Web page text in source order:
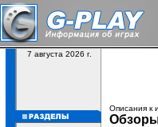
7 августа 2026 г.
Описания к